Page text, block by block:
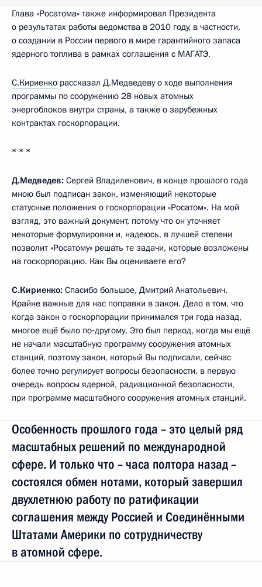
Глава «Росатома» также информировал Президента
о результатах работы ведомства в 2010 году, в частности,
о создании в России первого в мире гарантийного запаса
ядерного топлива в рамках соглашения с МАГАТЭ.
С.Кириенко рассказал Д.Медведеву о ходе выполнения
программы по сооружению 28 новых атомных
энергоблоков внутри страны, а также о зарубежных
контрактах госкорпорации.
* * *
Д.Медведев: Сергей Владиленович, в конце прошлого года
мною был подписан закон, изменяющий некоторые
статусные положения о госкорпорации «Росатом». На мой
взгляд, это важный документ, потому что он уточняет
некоторые формулировки и, надеюсь, в лучшей степени
позволит «Росатому» решать те задачи, которые возложены
на госкорпорацию. Как Вы оцениваете его?
С.Кириенко: Спасибо большое, Дмитрий Анатольевич.
Крайне важные для нас поправки в закон. Дело в том, что
когда закон о госкорпорации принимался три года назад,
многое ещё было по‑другому. Это был период, когда мы ещё
не начали масштабную программу сооружения атомных
станций, поэтому закон, который Вы подписали, сейчас
более точно регулирует вопросы безопасности, в первую
очередь вопросы ядерной, радиационной безопасности,
при программе масштабного сооружения атомных станций.
Особенность прошлого года – это целый ряд
масштабных решений по международной
сфере. И только что – часа полтора назад –
состоялся обмен нотами, который завершил
двухлетнюю работу по ратификации
соглашения между Россией и Соединёнными
Штатами Америки по сотрудничеству
в атомной сфере.